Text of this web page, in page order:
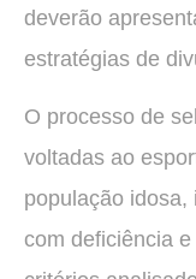
deverão
estratégias de
O processo de
voltadas ao
população
com deficiência